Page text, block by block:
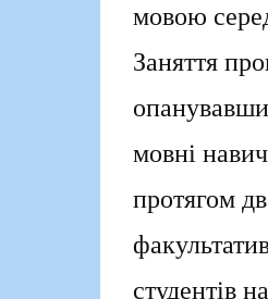
мовою
Заняття
мовні
протягом
студентів